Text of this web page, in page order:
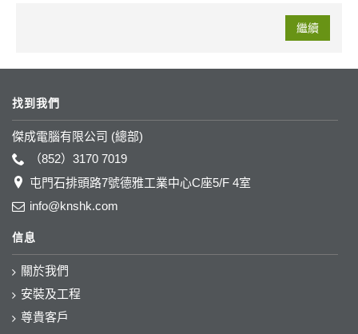
繼續
找到我們
傑成電腦有限公司 (總部)
（852）3170 7019
屯門石排頭路7號德雅工業中心C座5/F 4室
info@knshk.com
信息
關於我們
安裝及工程
尊貴客戶